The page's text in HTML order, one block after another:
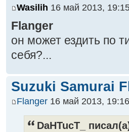
Wasilih 16 май 2013,
Flanger
он может ездить по
себя?...
Suzuki Samurai
Flanger 16 май 2013, 19:16
DaHTucT_